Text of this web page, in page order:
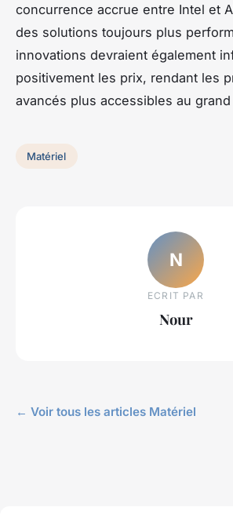
concurrence accrue entre Intel et
des solutions toujours plus
innovations devraient également
positivement les prix, rendant les
avancés plus accessibles au
Matériel
N
ECRIT PAR
Nour
← Voir tous les articles Matériel